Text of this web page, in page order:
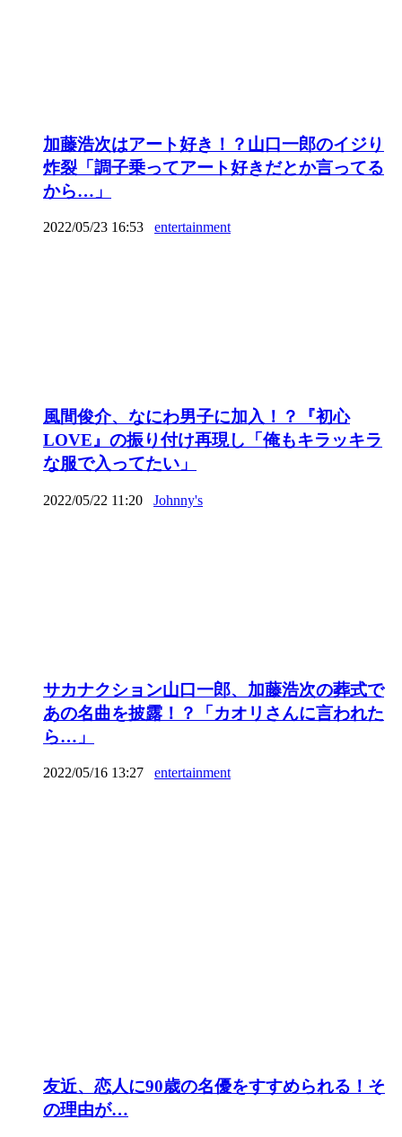
加藤浩次はアート好き！？山口一郎のイジり
炸裂「調子乗ってアート好きだとか言ってる
から…」
2022/05/23 16:53 entertainment
風間俊介、なにわ男子に加入！？『初心
LOVE』の振り付け再現し「俺もキラッキラ
な服で入ってたい」
2022/05/22 11:20 Johnny's
サカナクション山口一郎、加藤浩次の葬式で
あの名曲を披露！？「カオリさんに言われた
ら…」
2022/05/16 13:27 entertainment
友近、恋人に90歳の名優をすすめられる！そ
の理由が…